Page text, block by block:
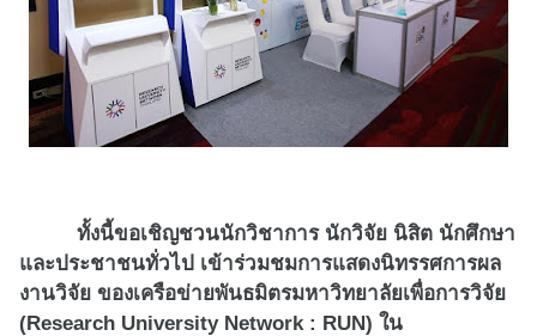
ทั้งนี้ขอเชิญชวนนักวิชาการ นักวิจัย นิสิต นักศึกษา
และประชาชนทั่วไป เข้าร่วมชมการแสดงนิทรรศการผล
งานวิจัย ของเครือข่ายพันธมิตรมหาวิทยาลัยเพื่อการวิจัย
(Research University Network : RUN) ใน